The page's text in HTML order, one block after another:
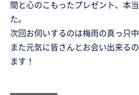
間と心のこもったプレゼント、本
た。
次回お伺いするのは梅雨の真っ只
また元気に皆さんとお会い出来る
ます！